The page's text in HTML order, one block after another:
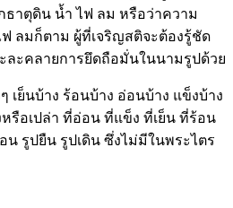
ธาตุดิน น้ำ ไฟ ลม หรือว่าความ
ลมก็ตาม ผู้ที่เจริญสติจะต้องรู้ชัด
ละคลายการยึดถือมั่นในนามรูปด้วย
เย็นบ้าง ร้อนบ้าง อ่อนบ้าง แข็งบ้าง
หรือเปล่า ที่อ่อน ที่แข็ง ที่เย็น ที่ร้อน
น รูปยืน รูปเดิน ซึ่งไม่มีในพระไตร